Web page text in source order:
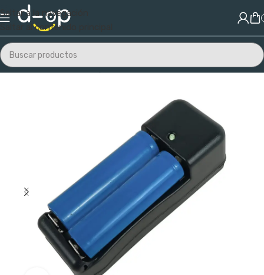
Saltar a la navegación
Saltar al contenido principal
Inicio/Electrónica/Cargadores